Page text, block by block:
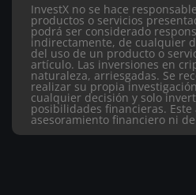
InvestX no se hace
productos o servicios
podrá ser considerado
indirectamente, de cualquier
del uso de un producto o
artículo. Las inversiones en
naturaleza, arriesgadas. Se
realizar su propia
cualquier decisión y solo
posibilidades financieras.
asesoramiento financiero ni